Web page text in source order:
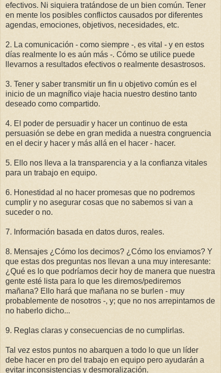
efectivos. Ni siquiera tratándose de un bien común. Tener
en mente los posibles conflictos causados por diferentes
agendas, emociones, objetivos, necesidades, etc.
2. La comunicación - como siempre -, es vital - y en estos
días realmente lo es aún más -. Cómo se utilice puede
llevarnos a resultados efectivos o realmente desastrosos.
3. Tener y saber transmitir un fin u objetivo común es el
inicio de un magnífico viaje hacia nuestro destino tanto
deseado como compartido.
4. El poder de persuadir y hacer un continuo de esta
persuasión se debe en gran medida a nuestra congruencia
en el decir y hacer y más allá en el hacer - hacer.
5. Ello nos lleva a la transparencia y a la confianza vitales
para un trabajo en equipo.
6. Honestidad al no hacer promesas que no podremos
cumplir y no asegurar cosas que no sabemos si van a
suceder o no.
7. Información basada en datos duros, reales.
8. Mensajes ¿Cómo los decimos? ¿Cómo los enviamos? Y
que estas dos preguntas nos llevan a una muy interesante:
¿Qué es lo que podríamos decir hoy de manera que nuestra
gente esté lista para lo que les diremos/pediremos
mañana? Ello hará que mañana no se burlen - muy
probablemente de nosotros -, y; que no nos arrepintamos de
no haberlo dicho...
9. Reglas claras y consecuencias de no cumplirlas.
Tal vez estos puntos no abarquen a todo lo que un líder
debe hacer en pro del trabajo en equipo pero ayudarán a
evitar inconsistencias y desmoralización.